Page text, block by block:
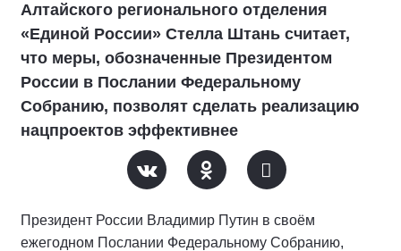
Алтайского регионального отделения
«Единой России» Стелла Штань считает,
что меры, обозначенные Президентом
России в Послании Федеральному
Собранию, позволят сделать реализацию
нацпроектов эффективнее
Президент России Владимир Путин в своём
ежегодном Послании Федеральному Собранию,